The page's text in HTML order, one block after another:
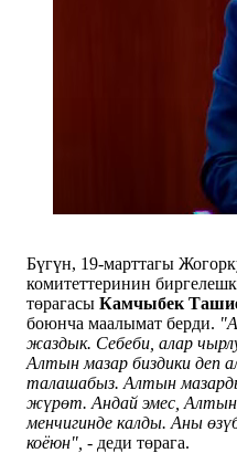
Бүгүн, 19-марттагы
комитеттеринин
төрагасы Камчыбек
боюнча маалымат берди.
жаздык. Себеби, алар
Алтын мазар биздики деп
талашабыз. Алтын
жүрөт. Андай эмес, Алтын
менчигинде калды. Аны
коёюн", - деди төрага.